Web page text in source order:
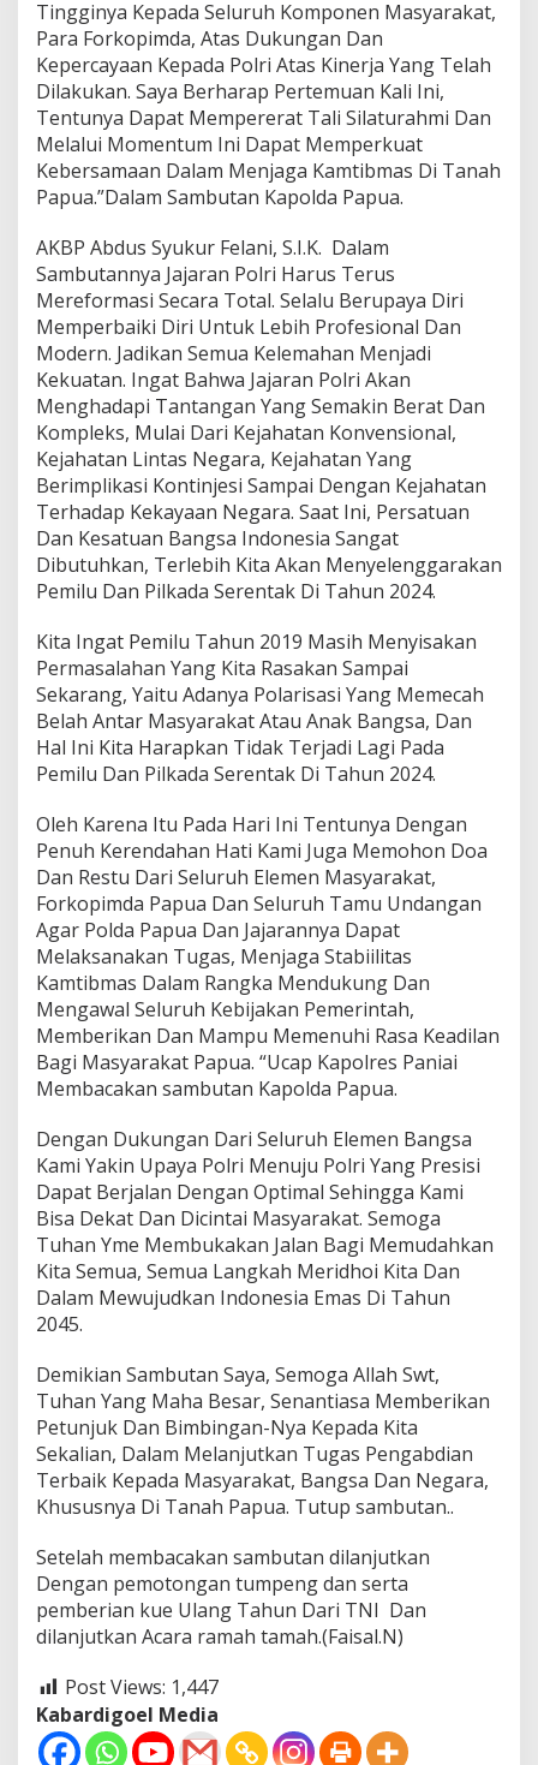
Tingginya Kepada Seluruh Komponen Masyarakat,
Para Forkopimda, Atas Dukungan Dan
Kepercayaan Kepada Polri Atas Kinerja Yang Telah
Dilakukan. Saya Berharap Pertemuan Kali Ini,
Tentunya Dapat Mempererat Tali Silaturahmi Dan
Melalui Momentum Ini Dapat Memperkuat
Kebersamaan Dalam Menjaga Kamtibmas Di Tanah
Papua.”Dalam Sambutan Kapolda Papua.
AKBP Abdus Syukur Felani, S.I.K. Dalam
Sambutannya Jajaran Polri Harus Terus
Mereformasi Secara Total. Selalu Berupaya Diri
Memperbaiki Diri Untuk Lebih Profesional Dan
Modern. Jadikan Semua Kelemahan Menjadi
Kekuatan. Ingat Bahwa Jajaran Polri Akan
Menghadapi Tantangan Yang Semakin Berat Dan
Kompleks, Mulai Dari Kejahatan Konvensional,
Kejahatan Lintas Negara, Kejahatan Yang
Berimplikasi Kontinjesi Sampai Dengan Kejahatan
Terhadap Kekayaan Negara. Saat Ini, Persatuan
Dan Kesatuan Bangsa Indonesia Sangat
Dibutuhkan, Terlebih Kita Akan Menyelenggarakan
Pemilu Dan Pilkada Serentak Di Tahun 2024.
Kita Ingat Pemilu Tahun 2019 Masih Menyisakan
Permasalahan Yang Kita Rasakan Sampai
Sekarang, Yaitu Adanya Polarisasi Yang Memecah
Belah Antar Masyarakat Atau Anak Bangsa, Dan
Hal Ini Kita Harapkan Tidak Terjadi Lagi Pada
Pemilu Dan Pilkada Serentak Di Tahun 2024.
Oleh Karena Itu Pada Hari Ini Tentunya Dengan
Penuh Kerendahan Hati Kami Juga Memohon Doa
Dan Restu Dari Seluruh Elemen Masyarakat,
Forkopimda Papua Dan Seluruh Tamu Undangan
Agar Polda Papua Dan Jajarannya Dapat
Melaksanakan Tugas, Menjaga Stabiilitas
Kamtibmas Dalam Rangka Mendukung Dan
Mengawal Seluruh Kebijakan Pemerintah,
Memberikan Dan Mampu Memenuhi Rasa Keadilan
Bagi Masyarakat Papua. “Ucap Kapolres Paniai
Membacakan sambutan Kapolda Papua.
Dengan Dukungan Dari Seluruh Elemen Bangsa
Kami Yakin Upaya Polri Menuju Polri Yang Presisi
Dapat Berjalan Dengan Optimal Sehingga Kami
Bisa Dekat Dan Dicintai Masyarakat. Semoga
Tuhan Yme Membukakan Jalan Bagi Memudahkan
Kita Semua, Semua Langkah Meridhoi Kita Dan
Dalam Mewujudkan Indonesia Emas Di Tahun
2045.
Demikian Sambutan Saya, Semoga Allah Swt,
Tuhan Yang Maha Besar, Senantiasa Memberikan
Petunjuk Dan Bimbingan-Nya Kepada Kita
Sekalian, Dalam Melanjutkan Tugas Pengabdian
Terbaik Kepada Masyarakat, Bangsa Dan Negara,
Khususnya Di Tanah Papua. Tutup sambutan..
Setelah membacakan sambutan dilanjutkan
Dengan pemotongan tumpeng dan serta
pemberian kue Ulang Tahun Dari TNI Dan
dilanjutkan Acara ramah tamah.(Faisal.N)
Post Views: 1,447
Kabardigoel Media